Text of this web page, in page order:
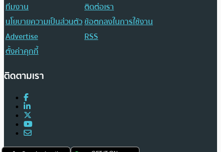
ทีมงาน
ติดต่อเรา
นโยบายความเป็นส่วนตัวข้อตกลงในการใช้งาน
Advertise
RSS
ตั้งค่าคุกกี้
ติดตามเรา